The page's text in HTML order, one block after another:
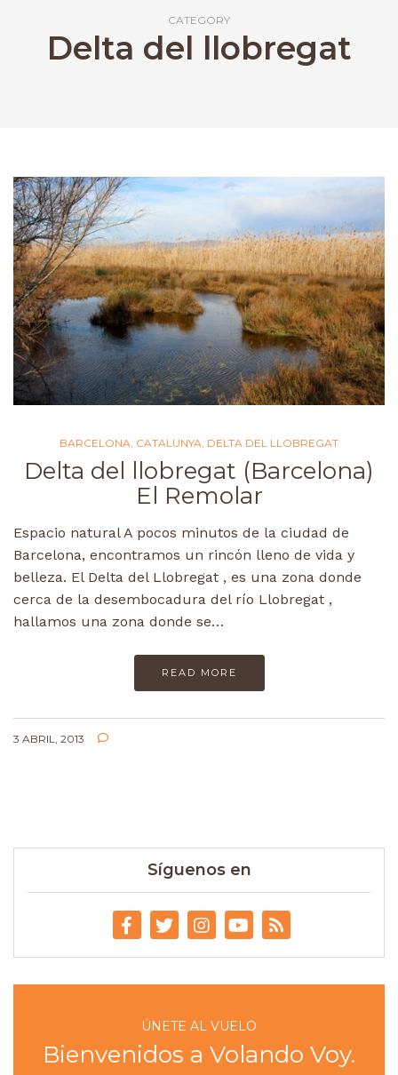
CATEGORY
Delta del llobregat
BARCELONA CATALUNYA DELTA DEL LLOBREGAT
Delta del llobregat (Barcelona)
El Remolar
Espacio natural A pocos minutos de la ciudad de
Barcelona, encontramos un rincón lleno de vida y
belleza. El Delta del Llobregat , es una zona donde
cerca de la desembocadura del río Llobregat ,
hallamos una zona donde se…
READ MORE
3 ABRIL, 2013
Síguenos en
ÚNETE AL VUELO
Bienvenidos a Volando Voy.